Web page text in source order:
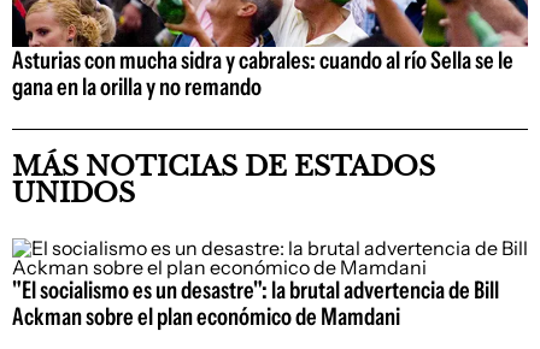
Asturias con mucha sidra y cabrales: cuando al río Sella se le
gana en la orilla y no remando
MÁS NOTICIAS DE ESTADOS
UNIDOS
"El socialismo es un desastre": la brutal advertencia de Bill
Ackman sobre el plan económico de Mamdani